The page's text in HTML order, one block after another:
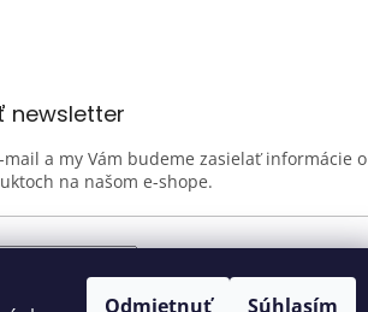
Odmietnuť Súhlasím
newsletter
mail a my Vám budeme zasielať informácie o
na našom e-shope.
e-mailu súhlasíte s
podmienkami ochrany